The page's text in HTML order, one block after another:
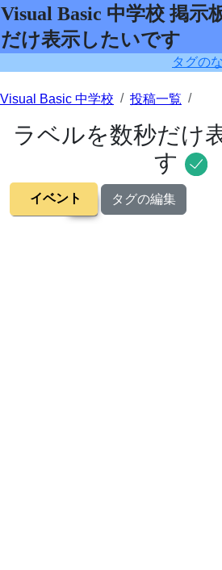
Visual Basic 中学校 掲示
だけ表示したいです
タグの
Visual Basic 中学校 投稿一覧
ラベルを数秒だけ
す
イベント タグの編集